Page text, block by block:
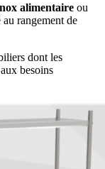
alimentaire ou
rangement de
dont les
besoins